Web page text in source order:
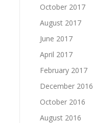
October 2017
August 2017
June 2017
April 2017
February 2017
December 2016
October 2016
August 2016